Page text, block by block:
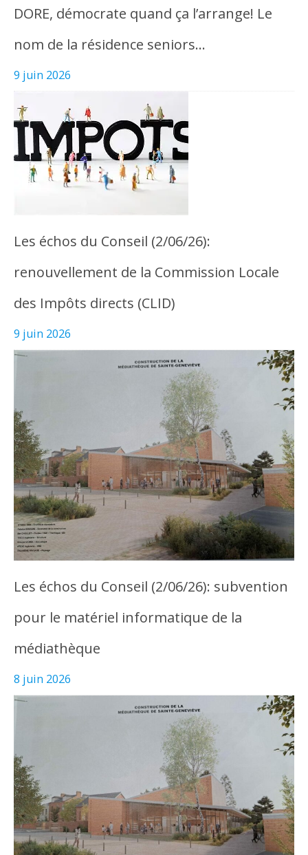
DORE, démocrate quand ça l’arrange! Le
nom de la résidence seniors…
9 juin 2026
Les échos du Conseil (2/06/26):
renouvellement de la Commission Locale
des Impôts directs (CLID)
9 juin 2026
Les échos du Conseil (2/06/26): subvention
pour le matériel informatique de la
médiathèque
8 juin 2026